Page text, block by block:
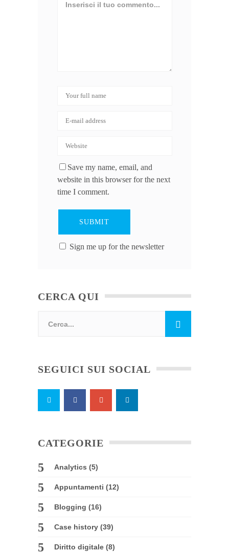
Save my name, email, and
website in this browser for the next
time I comment.
Sign me up for the newsletter
CERCA QUI
SEGUICI SUI SOCIAL
CATEGORIE
Analytics (5)
Appuntamenti (12)
Blogging (16)
Case history (39)
Diritto digitale (8)